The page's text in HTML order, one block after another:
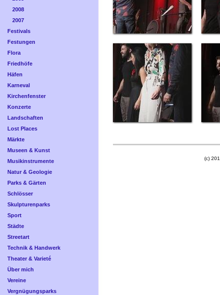
2008
2007
Festivals
Festungen
Flora
Friedhöfe
Häfen
Karneval
Kirchenfenster
Konzerte
Landschaften
Lost Places
Märkte
Museen & Kunst
Musikinstrumente
Natur & Geologie
Parks & Gärten
Schlösser
Skulpturenparks
Sport
Städte
Streetart
Technik & Handwerk
Theater & Varieté
Über mich
Vereine
Vergnügungsparks
(c)